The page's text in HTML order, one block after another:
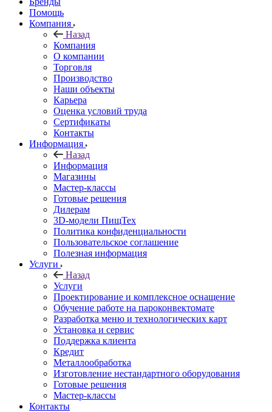
Помощь
Компания
Назад
Компания
О компании
Торговля
Производство
Наши объекты
Карьера
Оценка условий труда
Сертификаты
Контакты
Информация
Назад
Информация
Магазины
Мастер-классы
Готовые решения
Дилерам
3D-модели ПищТех
Политика конфиденциальности
Пользовательское соглашение
Полезная информация
Услуги
Назад
Услуги
Проектирование и комплексное оснащение
Обучение работе на пароконвектомате
Разработка меню и технологических карт
Установка и сервис
Поддержка клиента
Кредит
Металлообработка
Изготовление нестандартного оборудования
Готовые решения
Мастер-классы
Контакты